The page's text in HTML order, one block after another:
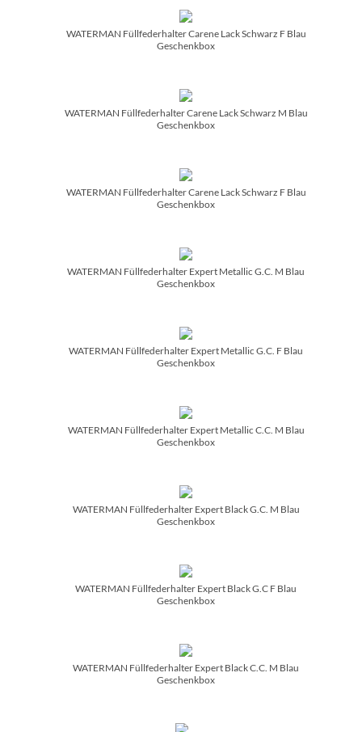
WATERMAN Füllfederhalter Carene Lack Schwarz F Blau
Geschenkbox
WATERMAN Füllfederhalter Carene Lack Schwarz M Blau
Geschenkbox
WATERMAN Füllfederhalter Carene Lack Schwarz F Blau
Geschenkbox
WATERMAN Füllfederhalter Expert Metallic G.C. M Blau
Geschenkbox
WATERMAN Füllfederhalter Expert Metallic G.C. F Blau
Geschenkbox
WATERMAN Füllfederhalter Expert Metallic C.C. M Blau
Geschenkbox
WATERMAN Füllfederhalter Expert Black G.C. M Blau
Geschenkbox
WATERMAN Füllfederhalter Expert Black G.C F Blau
Geschenkbox
WATERMAN Füllfederhalter Expert Black C.C. M Blau
Geschenkbox